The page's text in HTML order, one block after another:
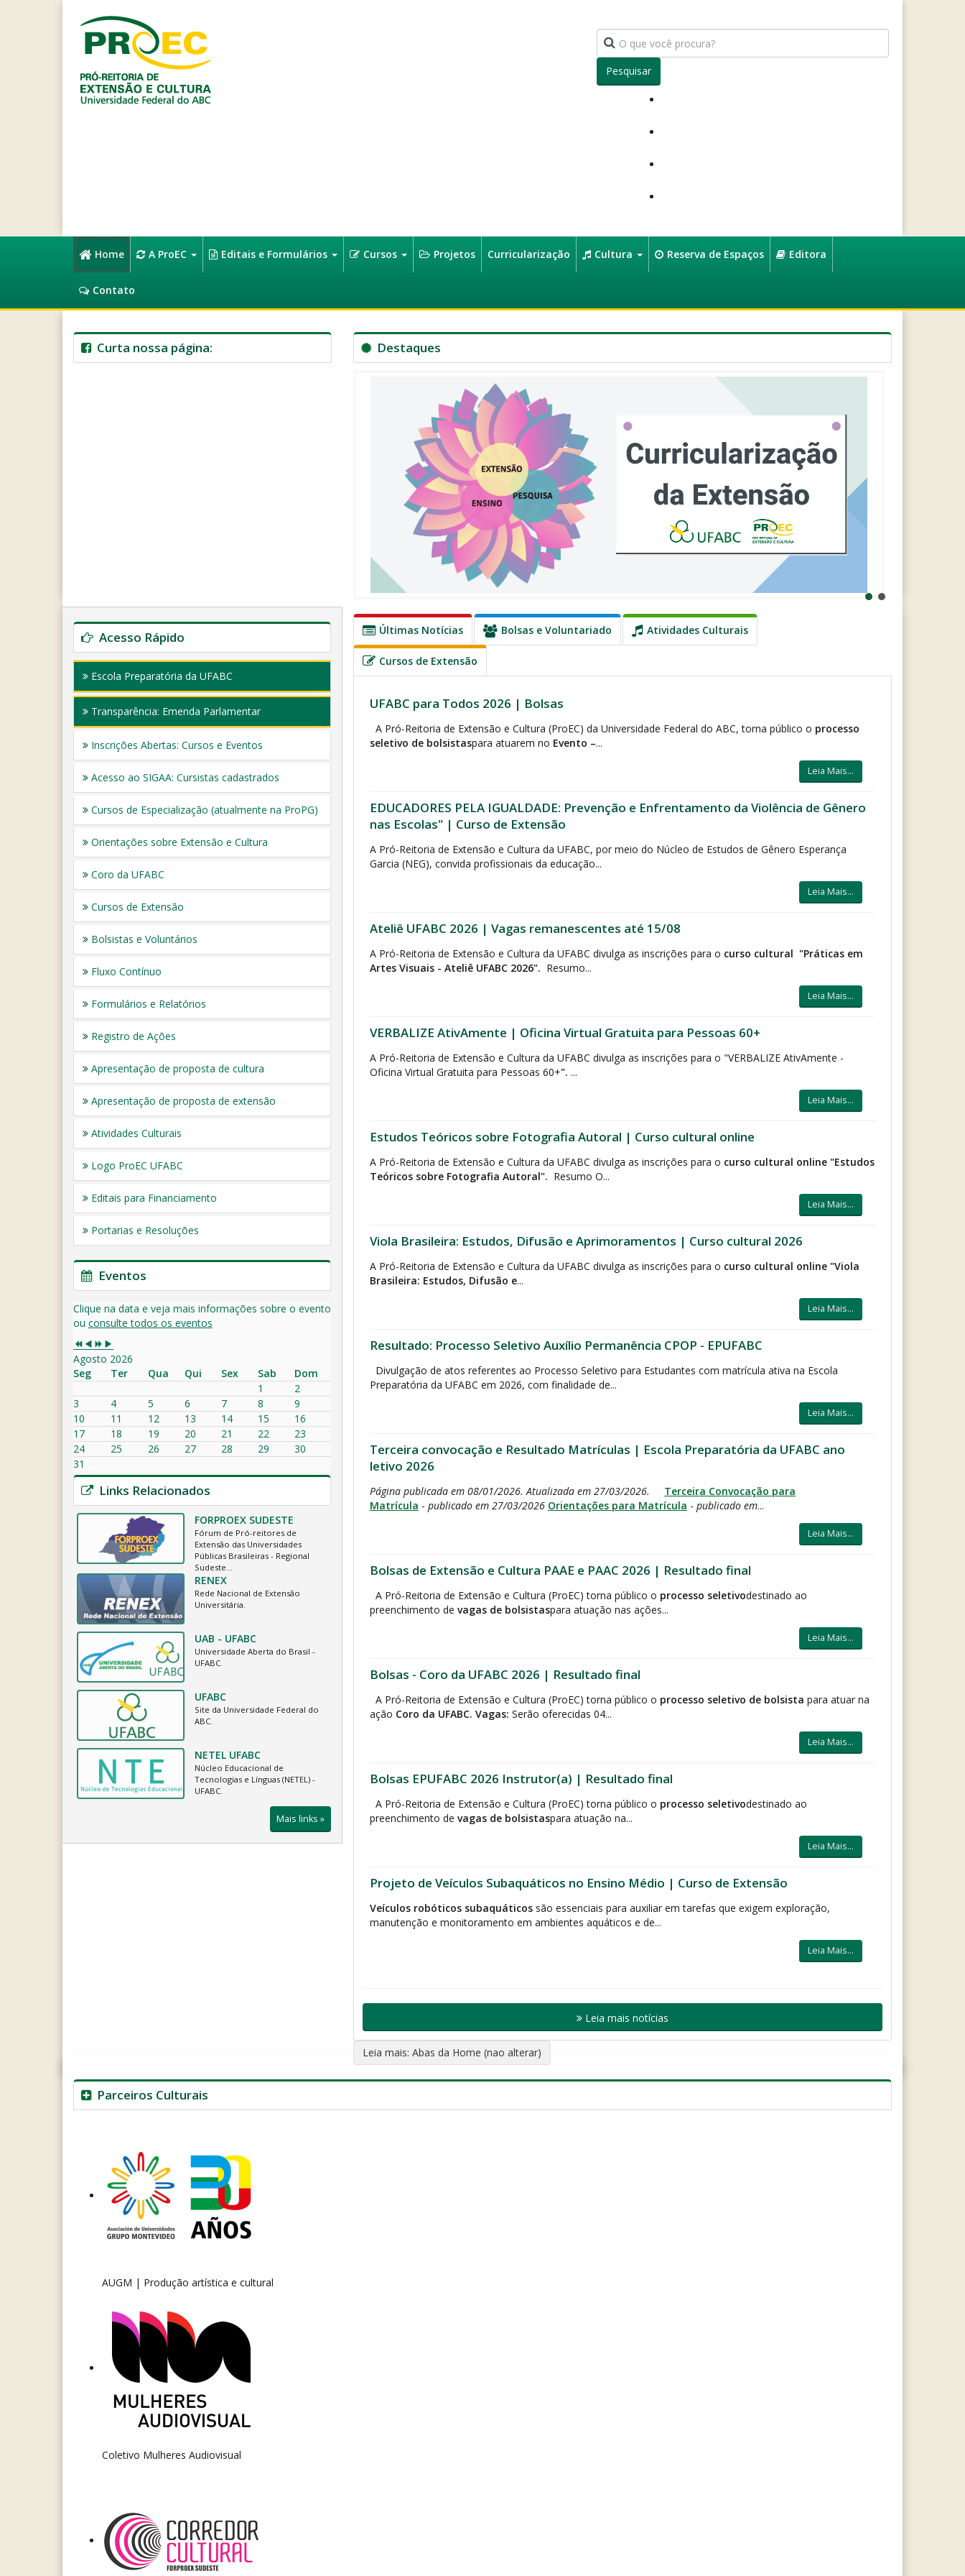
Pesquisar
Home A ProEC Editais e Formulários Cursos Projetos Curricularização Cultura Reserva de Espaços Editora
Contato
Curta nossa página: Destaques
Últimas Notícias Bolsas e Voluntariado Atividades Culturais
Cursos de Extensão
UFABC para Todos 2026 | Bolsas
A Pró-Reitoria de Extensão e Cultura (ProEC) da Universidade Federal do ABC, torna público o processo
seletivo de bolsistaspara atuarem no Evento –...
Leia Mais...
EDUCADORES PELA IGUALDADE: Prevenção e Enfrentamento da Violência de Gênero
nas Escolas" | Curso de Extensão
A Pró-Reitoria de Extensão e Cultura da UFABC, por meio do Núcleo de Estudos de Gênero Esperança
Garcia (NEG), convida profissionais da educação...
Leia Mais...
Ateliê UFABC 2026 | Vagas remanescentes até 15/08
A Pró-Reitoria de Extensão e Cultura da UFABC divulga as inscrições para o curso cultural "Práticas em
Artes Visuais - Ateliê UFABC 2026". Resumo...
Leia Mais...
VERBALIZE AtivAmente | Oficina Virtual Gratuita para Pessoas 60+
A Pró-Reitoria de Extensão e Cultura da UFABC divulga as inscrições para o "VERBALIZE AtivAmente -
Oficina Virtual Gratuita para Pessoas 60+". ...
Leia Mais...
Estudos Teóricos sobre Fotografia Autoral | Curso cultural online
A Pró-Reitoria de Extensão e Cultura da UFABC divulga as inscrições para o curso cultural online "Estudos
Teóricos sobre Fotografia Autoral". Resumo O...
Leia Mais...
Viola Brasileira: Estudos, Difusão e Aprimoramentos | Curso cultural 2026
A Pró-Reitoria de Extensão e Cultura da UFABC divulga as inscrições para o curso cultural online "Viola
Brasileira: Estudos, Difusão e...
Leia Mais...
Resultado: Processo Seletivo Auxílio Permanência CPOP - EPUFABC
Divulgação de atos referentes ao Processo Seletivo para Estudantes com matrícula ativa na Escola
Preparatória da UFABC em 2026, com finalidade de...
Leia Mais...
Terceira convocação e Resultado Matrículas | Escola Preparatória da UFABC ano
letivo 2026
Página publicada em 08/01/2026. Atualizada em 27/03/2026.
Terceira Convocação para
Matrícula - publicado em 27/03/2026 Orientações para Matrícula - publicado em...
Leia Mais...
Bolsas de Extensão e Cultura PAAE e PAAC 2026 | Resultado final
A Pró-Reitoria de Extensão e Cultura (ProEC) torna público o processo seletivodestinado ao
preenchimento de vagas de bolsistaspara atuação nas ações...
Leia Mais...
Bolsas - Coro da UFABC 2026 | Resultado final
A Pró-Reitoria de Extensão e Cultura (ProEC) torna público o processo seletivo de bolsista para atuar na
ação Coro da UFABC. Vagas: Serão oferecidas 04...
Leia Mais...
Bolsas EPUFABC 2026 Instrutor(a) | Resultado final
A Pró-Reitoria de Extensão e Cultura (ProEC) torna público o processo seletivodestinado ao
preenchimento de vagas de bolsistaspara atuação na...
Leia Mais...
Projeto de Veículos Subaquáticos no Ensino Médio | Curso de Extensão
Veículos robóticos subaquáticos são essenciais para auxiliar em tarefas que exigem exploração,
manutenção e monitoramento em ambientes aquáticos e de...
Leia Mais...
Leia mais notícias
Leia mais: Abas da Home (nao alterar)
Acesso Rápido
Escola Preparatória da UFABC
Transparência: Emenda Parlamentar
Inscrições Abertas: Cursos e Eventos
Acesso ao SIGAA: Cursistas cadastrados
Cursos de Especialização (atualmente na ProPG)
Orientações sobre Extensão e Cultura
Coro da UFABC
Cursos de Extensão
Bolsistas e Voluntários
Fluxo Contínuo
Formulários e Relatórios
Registro de Ações
Apresentação de proposta de cultura
Apresentação de proposta de extensão
Atividades Culturais
Logo ProEC UFABC
Editais para Financiamento
Portarias e Resoluções
Eventos
Clique na data e veja mais informações sobre o evento
ou consulte todos os eventos
Ano
Anterior
Mês
Anterior
Próximo
Ano
Próximo
Mês
Agosto 2026
Seg
Ter Qua Qui Sex Sab
Dom
1
2
3
4 5 6 7 8
9
10
11 12 13 14 15
16
17
18 19 20 21 22
23
24
25 26 27 28 29
30
31
Links Relacionados
FORPROEX SUDESTE
Fórum de Pró-reitores de
Extensão das Universidades
Públicas Brasileiras - Regional
Sudeste…
RENEX
Rede Nacional de Extensão
Universitária.
UAB - UFABC
Universidade Aberta do Brasil -
UFABC.
UFABC
Site da Universidade Federal do
ABC.
NETEL UFABC
Núcleo Educacional de
Tecnologias e Línguas (NETEL) -
UFABC.
Mais links »
Parceiros Culturais
AUGM | Produção artística e cultural
Coletivo Mulheres Audiovisual